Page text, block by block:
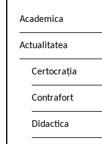
Academica
Actualitatea
Certocrația
Contrafort
Didactica